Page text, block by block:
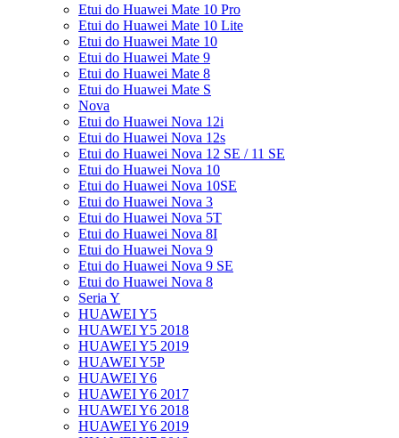
Etui do Huawei Mate 10 Pro
Etui do Huawei Mate 10 Lite
Etui do Huawei Mate 10
Etui do Huawei Mate 9
Etui do Huawei Mate 8
Etui do Huawei Mate S
Nova
Etui do Huawei Nova 12i
Etui do Huawei Nova 12s
Etui do Huawei Nova 12 SE / 11 SE
Etui do Huawei Nova 10
Etui do Huawei Nova 10SE
Etui do Huawei Nova 3
Etui do Huawei Nova 5T
Etui do Huawei Nova 8I
Etui do Huawei Nova 9
Etui do Huawei Nova 9 SE
Etui do Huawei Nova 8
Seria Y
HUAWEI Y5
HUAWEI Y5 2018
HUAWEI Y5 2019
HUAWEI Y5P
HUAWEI Y6
HUAWEI Y6 2017
HUAWEI Y6 2018
HUAWEI Y6 2019